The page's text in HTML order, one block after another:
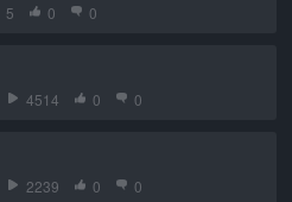
5 0 0
4514 0 0
2239 0 0